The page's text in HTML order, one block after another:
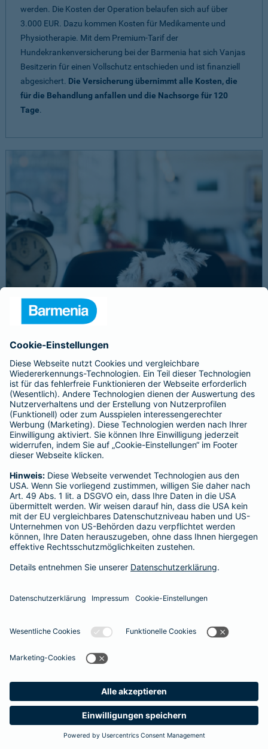
Suche Produkte
Barmenia
werden. Die Kosten der Operation belaufen sich auf über
3.000 EUR. Dazu kommen Kosten für Medikamente und
Physiotherapie. Mit dem Premium-Tarif der
Hundekrankenversicherung bei der Barmenia hat sich Vanjas
Besitzerin für einen Vollschutz entschieden und ist finanziell
abgesichert. Die Versicherung übernimmt alle Kosten, die
für die Behandlung anfallen und die Nachsorge für 120
Tage.
Schnelle Notfallversorgung bei Ernstfällen
gewährleisten
Der Dackel Balu macht für Leckerlies alles. Beim Gassigehen
frisst er leider eine mit Rasierklingen gespickte Wurst. Die
Notfalls nimmt der Tierarzt den 4-fachen GOT-Satz und Balus
Besitzer muss eine vierstellige Rechnung begleichen. Der
Basis-Schutz der Barmenia erstattet dieNotfallversorgung
im tierärztlichen Notdienstkomplett - ohne eine Begrenzung
der Jahreshöchstleistung für Operationen.